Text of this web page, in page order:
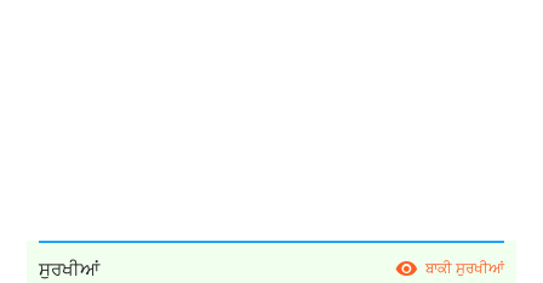
ਸੁਰਖੀਆਂ ਬਾਕੀ ਸੁਰਖੀਆਂ